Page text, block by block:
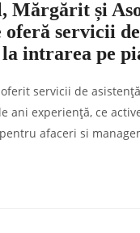
Mărgărit și
oferă servicii
intrarea pe
servicii de
ani experiență, ce
afaceri si